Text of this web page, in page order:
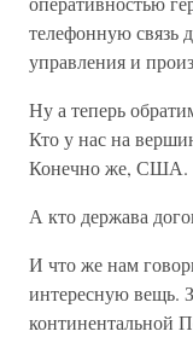
телефонную связь
управления и
Ну а теперь
Кто у нас на
Конечно же, США.
А кто держава
И что же нам
интересную вещь.
континентальной